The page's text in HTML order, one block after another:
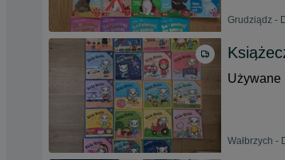
Grudziądz -
Używane
Wałbrzych -